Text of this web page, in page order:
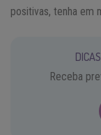
positivas, tenha em
Receba